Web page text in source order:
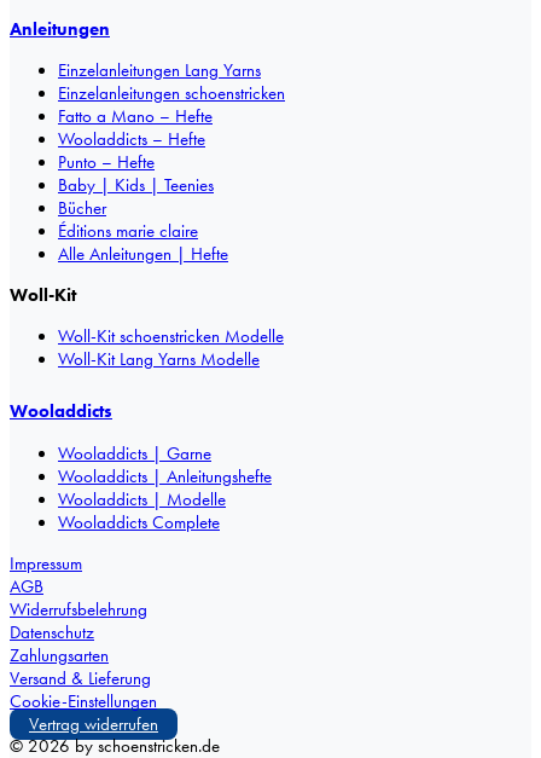
Anleitungen
Einzelanleitungen Lang Yarns
Einzelanleitungen schoenstricken
Fatto a Mano – Hefte
Wooladdicts – Hefte
Punto – Hefte
Baby | Kids | Teenies
Bücher
Éditions marie claire
Alle Anleitungen | Hefte
Woll-Kit
Woll-Kit schoenstricken Modelle
Woll-Kit Lang Yarns Modelle
Wooladdicts
Wooladdicts | Garne
Wooladdicts | Anleitungshefte
Wooladdicts | Modelle
Wooladdicts Complete
Impressum
AGB
Widerrufsbelehrung
Datenschutz
Zahlungsarten
Versand & Lieferung
Cookie-Einstellungen
Vertrag widerrufen
© 2026 by schoenstricken.de